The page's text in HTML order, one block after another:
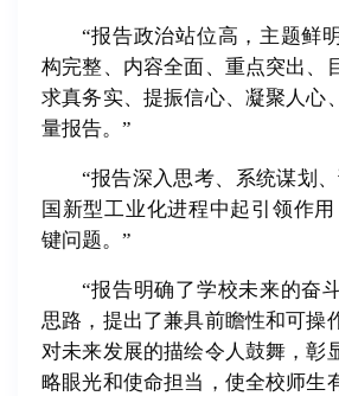
“报告政治站位高，主题鲜
构完整、内容全面、重点突出、
求真务实、提振信心、凝聚人心
量报告。”
“报告深入思考、系统谋划
国新型工业化进程中起引领作
键问题。”
“报告明确了学校未来的奋
思路，提出了兼具前瞻性和可操
对未来发展的描绘令人鼓舞，彰
略眼光和使命担当，使全校师生